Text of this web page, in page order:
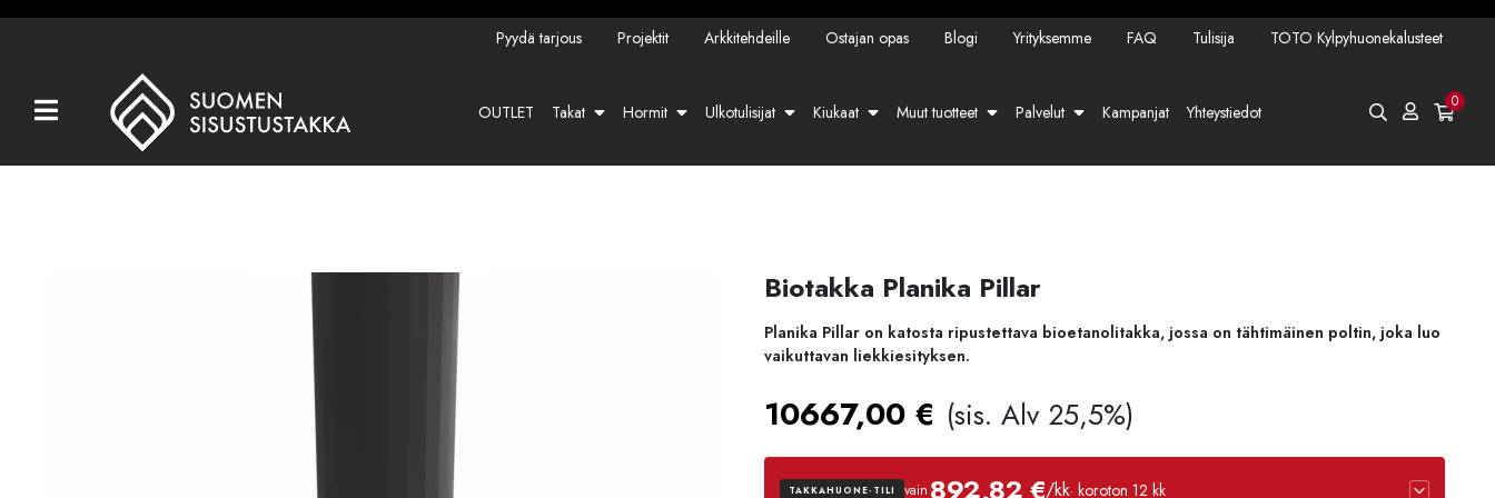
Kaikki tuotteet
Pyydä tarjous Projektit Arkkitehdeille Ostajan opas Blogi Yrityksemme FAQ Tulisija TOTO Kylpyhuonekalusteet
OUTLET Takat Hormit Ulkotulisijat Kiukaat Muut tuotteet Palvelut Kampanjat Yhteystiedot 0
Biotakka Planika Pillar
Planika Pillar on katosta ripustettava bioetanolitakka, jossa on tähtimäinen poltin, joka luo
vaikuttavan liekkiesityksen.
10667,00 € (sis. Alv 25,5%)
TAKKAHUONE-TILI vain 892,82 €/kk· koroton 12 kk